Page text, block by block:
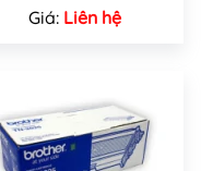
Giá: Liên hệ